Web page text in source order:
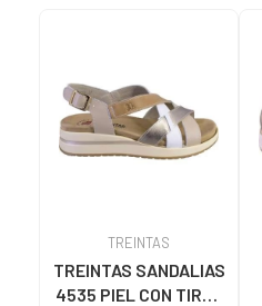
TREINTAS
TREINTAS SANDALIAS
4535 PIEL CON TIRAS